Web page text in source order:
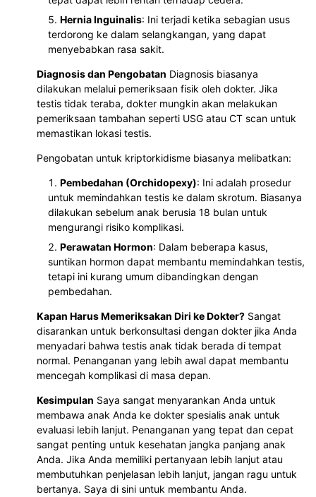
Hernia Inguinalis: Ini terjadi ketika sebagian usus
terdorong ke dalam selangkangan, yang dapat
menyebabkan rasa sakit.
Diagnosis dan Pengobatan Diagnosis biasanya
dilakukan melalui pemeriksaan fisik oleh dokter. Jika
testis tidak teraba, dokter mungkin akan melakukan
pemeriksaan tambahan seperti USG atau CT scan untuk
memastikan lokasi testis.
Pengobatan untuk kriptorkidisme biasanya melibatkan:
Pembedahan (Orchidopexy): Ini adalah prosedur
untuk memindahkan testis ke dalam skrotum. Biasanya
dilakukan sebelum anak berusia 18 bulan untuk
mengurangi risiko komplikasi.
Perawatan Hormon: Dalam beberapa kasus,
suntikan hormon dapat membantu memindahkan testis,
tetapi ini kurang umum dibandingkan dengan
pembedahan.
Kapan Harus Memeriksakan Diri ke Dokter? Sangat
disarankan untuk berkonsultasi dengan dokter jika Anda
menyadari bahwa testis anak tidak berada di tempat
normal. Penanganan yang lebih awal dapat membantu
mencegah komplikasi di masa depan.
Kesimpulan Saya sangat menyarankan Anda untuk
membawa anak Anda ke dokter spesialis anak untuk
evaluasi lebih lanjut. Penanganan yang tepat dan cepat
sangat penting untuk kesehatan jangka panjang anak
Anda. Jika Anda memiliki pertanyaan lebih lanjut atau
membutuhkan penjelasan lebih lanjut, jangan ragu untuk
bertanya. Saya di sini untuk membantu Anda.